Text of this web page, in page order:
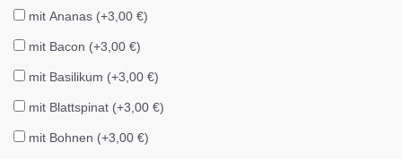
mit Ananas (+3,00 €)
mit Bacon (+3,00 €)
mit Basilikum (+3,00 €)
mit Blattspinat (+3,00 €)
mit Bohnen (+3,00 €)